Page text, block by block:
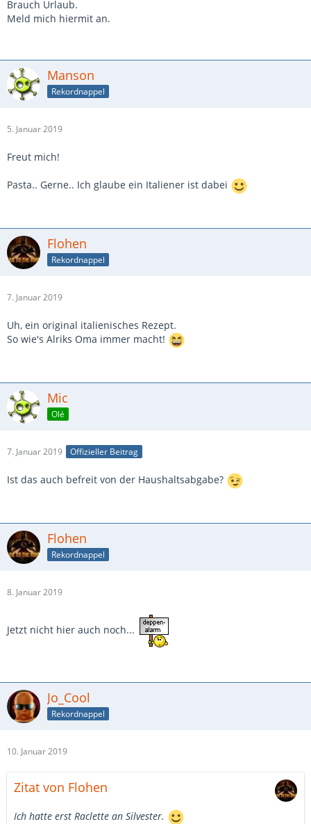
Brauch Urlaub.
Meld mich hiermit an.
Manson
Rekordnappel
5. Januar 2019
Freut mich!
Pasta.. Gerne.. Ich glaube ein Italiener ist dabei
Flohen
Rekordnappel
7. Januar 2019
Uh, ein original italienisches Rezept.
So wie's Alriks Oma immer macht!
Mic
Olé
7. Januar 2019 Offizieller Beitrag
Ist das auch befreit von der Haushaltsabgabe?
Flohen
Rekordnappel
8. Januar 2019
Jetzt nicht hier auch noch...
Jo_Cool
Rekordnappel
10. Januar 2019
Zitat von Flohen
Ich hatte erst Raclette an Silvester.